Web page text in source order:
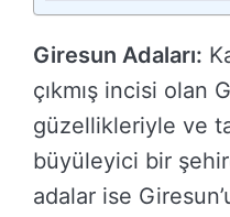
Giresun Adaları:
çıkmış incisi olan
güzellikleriyle ve
büyüleyici bir
adalar ise